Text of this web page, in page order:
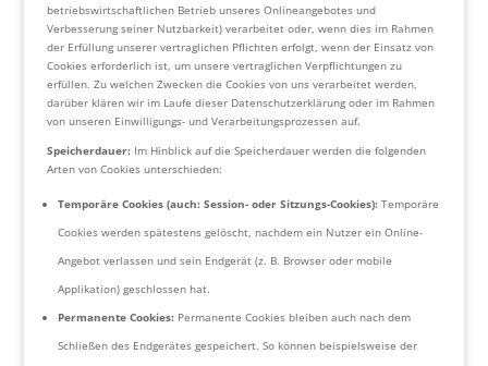
betriebswirtschaftlichen Betrieb unseres Onlineangebotes und
Verbesserung seiner Nutzbarkeit) verarbeitet oder, wenn dies im Rahmen
der Erfüllung unserer vertraglichen Pflichten erfolgt, wenn der Einsatz von
Cookies erforderlich ist, um unsere vertraglichen Verpflichtungen zu
erfüllen. Zu welchen Zwecken die Cookies von uns verarbeitet werden,
darüber klären wir im Laufe dieser Datenschutzerklärung oder im Rahmen
von unseren Einwilligungs- und Verarbeitungsprozessen auf.
Speicherdauer: Im Hinblick auf die Speicherdauer werden die folgenden
Arten von Cookies unterschieden:
Temporäre Cookies (auch: Session- oder Sitzungs-Cookies):Temporäre
Cookies werden spätestens gelöscht, nachdem ein Nutzer ein Online-
Angebot verlassen und sein Endgerät (z. B. Browser oder mobile
Applikation) geschlossen hat.
Permanente Cookies:Permanente Cookies bleiben auch nach dem
Schließen des Endgerätes gespeichert. So können beispielsweise der